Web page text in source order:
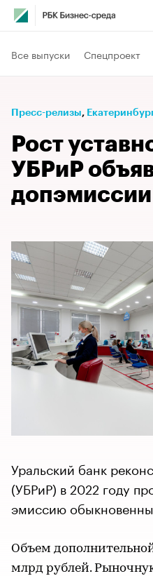
Все выпуски Спецпроект
Пресс-релизы⁠,
Рост
УБРиР
Уральский банк
(УБРиР) в 2022 году
эмиссию
Объем
млрд рублей.